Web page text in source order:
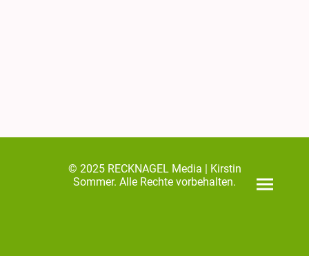
© 2025 RECKNAGEL Media | Kirstin
Sommer. Alle Rechte vorbehalten.